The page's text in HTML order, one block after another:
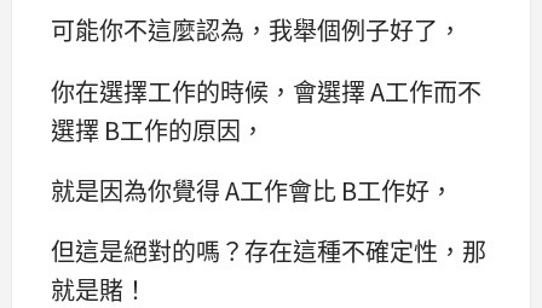
可能你不這麼認為，我舉個例子好了，
你在選擇工作的時候，會選擇 A工作而不
選擇 B工作的原因，
就是因為你覺得 A工作會比 B工作好，
但這是絕對的嗎？存在這種不確定性，那
就是賭！